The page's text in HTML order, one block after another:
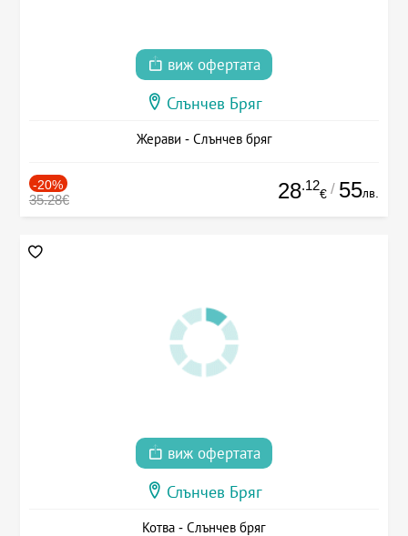
виж офертата
Слънчев Бряг
Жерави - Слънчев бряг
-20%
35.28€ 28.12
€ / 55лв.
виж офертата
Слънчев Бряг
Котва - Слънчев бряг